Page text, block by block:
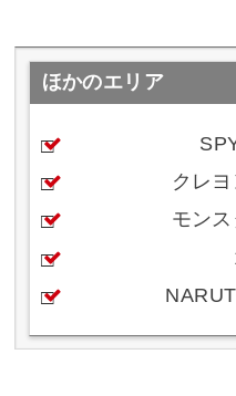
ほかのエリア
クレ
モン